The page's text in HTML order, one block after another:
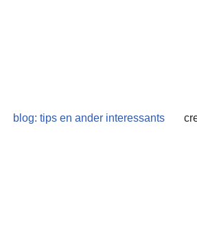
blog: tips en ander interessants